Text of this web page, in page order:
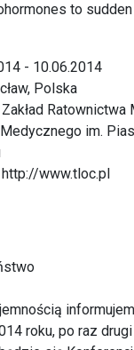
to
- 10.06.2014
Polska
Zakład
im.
http://www.tloc.pl
roku, po raz